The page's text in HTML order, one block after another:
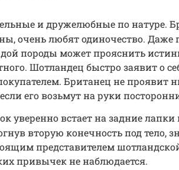
и дружелюбные по натуре.
очень любят одиночество. Даже
породы может прояснить
Шотландец быстро заявит о
Британец не проявит
его возьмут на руки
уверенно встает на задние лапки
вторую конечность под тело,
представителем
привычек не наблюдается.